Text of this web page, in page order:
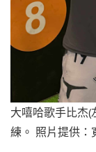
大嘻哈歌手比杰(
練。 照片提供：